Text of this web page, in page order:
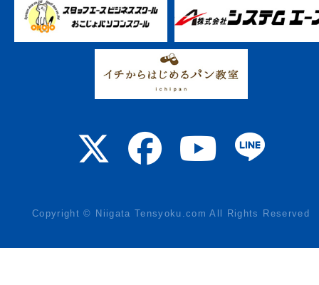
Copyright © Niigata Tensyoku.com All Rights Reserved